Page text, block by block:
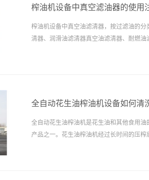
榨油机设备中真空滤油器的使用
榨油机设备中真空油滤清器，按过滤油的
清器、润滑油滤清器真空油滤清器、耐燃油
全自动花生油榨油机设备如何清
全自动花生油榨油机是花生油和其他食用
产品之一。花生油榨油机经过长时间的压